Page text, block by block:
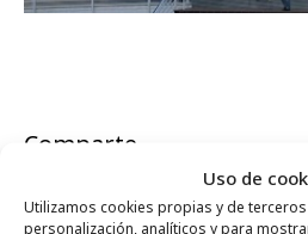
Uso de
Utilizamos cookies propias y de
personalización, analíticos y para
Comparte